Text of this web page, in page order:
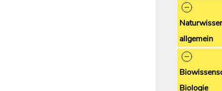
allgemein
Biologie